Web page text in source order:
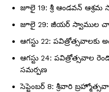
జూలై 19: శ్రీ ఆండవన్
జూలై 29: జీయర్ స్వాముల
ఆగస్టు 22: పవిత్రోత్సవాలకు
ఆగస్టు 24: పవిత్రోత్సవాల
సమర్పణ
సెప్టెంబర్ 8: శ్రీవారి